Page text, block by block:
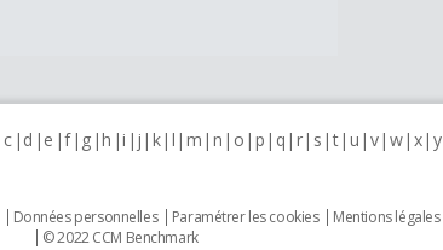
c d e f g h i j k l m n o p q r s t u v w x y
Données personnelles Paramétrer les cookies Mentions légales
© 2022 CCM Benchmark